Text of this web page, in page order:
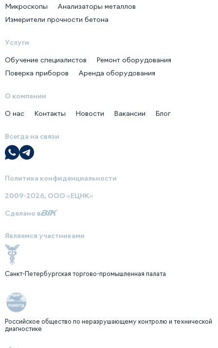
Микроскопы
Анализаторы металлов
Измерители прочности бетона
Услуги
Обучение специалистов
Ремонт оборудования
Поверка приборов
Аренда оборудования
О компании
О нас Контакты Новости Вакансии Блог
Всегда на связи
Политика конфиденциальности
2009-2026, ООО «ЕЦНК»
Сделано в
Являемся участниками
Санкт-Петербургская торгово-промышленная палата
Российское общество по неразрушающему контролю и технической
диагностике